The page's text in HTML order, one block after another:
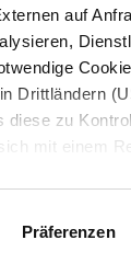
auf
Drittländern
diese zu
mit einem
entnehmen.
die Zukunft
Präferenzen